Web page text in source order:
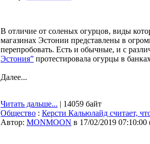
В отличие от соленых огурцов, виды
магазинах Эстонии представлены в
перепробовать. Есть и обычные, и с
Эстония” протестировала огурцы в
Далее...
Читать дальше... | 14059 байт
Общество : Керсти Кальюлайд считает,
Автор: MONMOON в 17/02/2019 07:10:00